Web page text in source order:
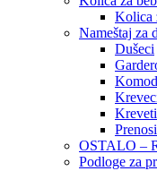
Kolica
Nameštaj za
Dušeci
OSTALO –
Podloge za